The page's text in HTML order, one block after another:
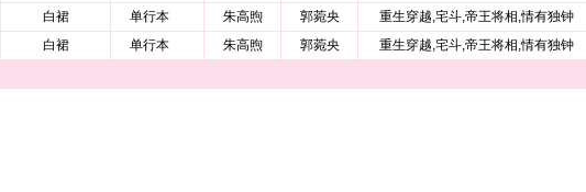
白裙 单行本 朱高煦 郭菀央
重生穿越,宅斗,帝王将相,情有独钟
白裙 单行本 朱高煦 郭菀央 重生穿越,宅斗,帝王将相,情有独钟